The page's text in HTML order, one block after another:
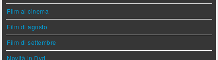
Film al cinema
Film di agosto
Film di settembre
Novità in Dvd